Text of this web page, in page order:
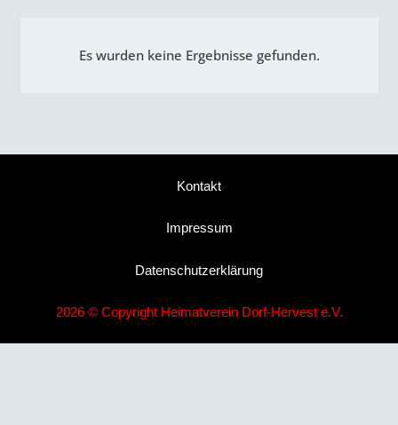
Es wurden keine Ergebnisse gefunden.
Kontakt
Impressum
Datenschutzerklärung
2026 © Copyright Heimatverein Dorf-Hervest e.V.